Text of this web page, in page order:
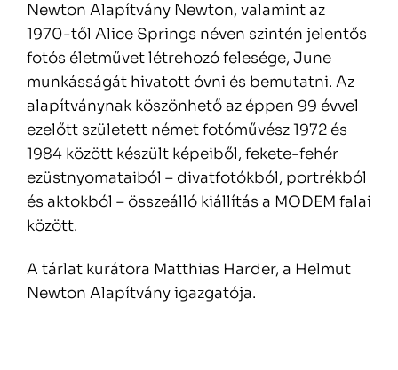
Newton Alapítvány Newton, valamint az
1970-től Alice Springs néven szintén jelentős
fotós életművet létrehozó felesége, June
munkásságát hivatott óvni és bemutatni. Az
alapítványnak köszönhető az éppen 99 évvel
ezelőtt született német fotóművész 1972 és
1984 között készült képeiből, fekete-fehér
ezüstnyomataiból – divatfotókból, portrékból
és aktokból – összeálló kiállítás a MODEM falai
között.
A tárlat kurátora Matthias Harder, a Helmut
Newton Alapítvány igazgatója.